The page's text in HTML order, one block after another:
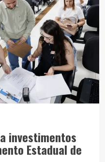
investimentos
Estadual de